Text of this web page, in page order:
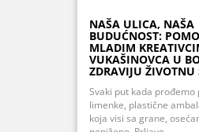
NAŠA ULICA, NAŠA
BUDUĆNOST:
MLADIM
VUKAŠINOVCA U
ZDRAVIJU ŽIVOTNU
Svaki put kada prođemo
limenke, plastične
koja visi sa grane,